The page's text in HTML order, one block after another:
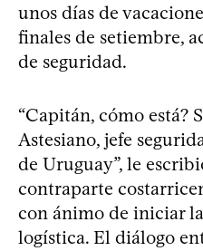
unos días de
finales de setiembre,
de seguridad.
“Capitán, cómo está?
Astesiano, jefe
de Uruguay”, le
contraparte
con ánimo de iniciar
logística. El diálogo